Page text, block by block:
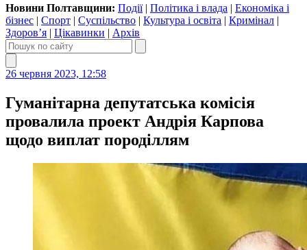
Новини Полтавщини: Події| Політика і влада | Економіка і
бізнес | Спорт | Суспільство | Культура і освіта | Кримінал |
Здоров’я | Цікавинки | Архів
26 червня 2023, 12:58
Гуманітарна депутатська комісія
провалила проект Андрія Карпова
щодо виплат породіллям